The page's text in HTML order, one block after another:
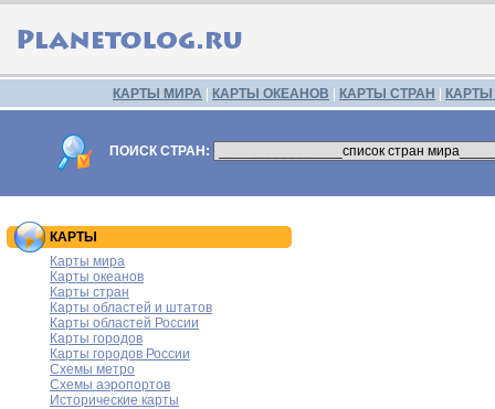
КАРТЫ МИРА КАРТЫ ОКЕАНОВ КАРТЫ СТРАН
ПОИСК СТРАН:
КАРТЫ
Карты мира
Карты океанов
Карты стран
Карты областей и штатов
Карты областей России
Карты городов
Карты городов России
Схемы метро
Схемы аэропортов
Исторические карты